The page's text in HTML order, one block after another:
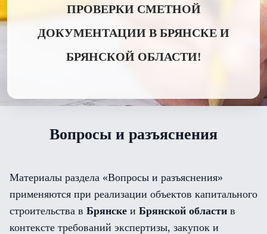
ПРОВЕРКИ СМЕТНОЙ
ДОКУМЕНТАЦИИ В БРЯНСКЕ И
БРЯНСКОЙ ОБЛАСТИ!
Вопросы и разъяснения
Материалы раздела «Вопросы и разъяснения»
применяются при реализации объектов капитального
строительства в Брянске и Брянской области в
контексте требований экспертизы, закупок и